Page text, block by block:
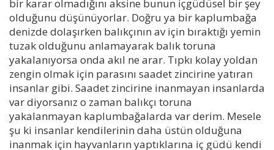
bir karar olmadığını aksine bunun içgüdüsel bir şey
olduğunu düşünüyorlar. Doğru ya bir kaplumbağa
denizde dolaşırken balıkçının av için bıraktığı yemin
tuzak olduğunu anlamayarak balık toruna
yakalanıyorsa onda akıl ne arar. Tıpkı kolay yoldan
zengin olmak için parasını saadet zincirine yatıran
insanlar gibi. Saadet zincirine inanmayan insanlarda
var diyorsanız o zaman balıkçı toruna
yakalanmayan kaplumbağalarda var derim. Mesele
şu ki insanlar kendilerinin daha üstün olduğuna
inanmak için hayvanların yaptıklarına iç güdü kendi